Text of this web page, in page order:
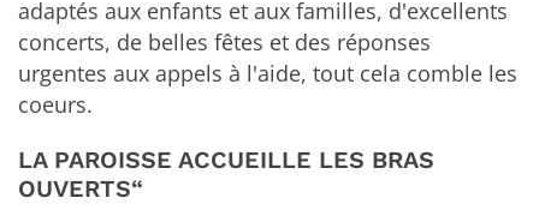
adaptés aux enfants et aux familles, d'excellents
concerts, de belles fêtes et des réponses
urgentes aux appels à l'aide, tout cela comble les
coeurs.
LA PAROISSE ACCUEILLE LES BRAS
OUVERTS“